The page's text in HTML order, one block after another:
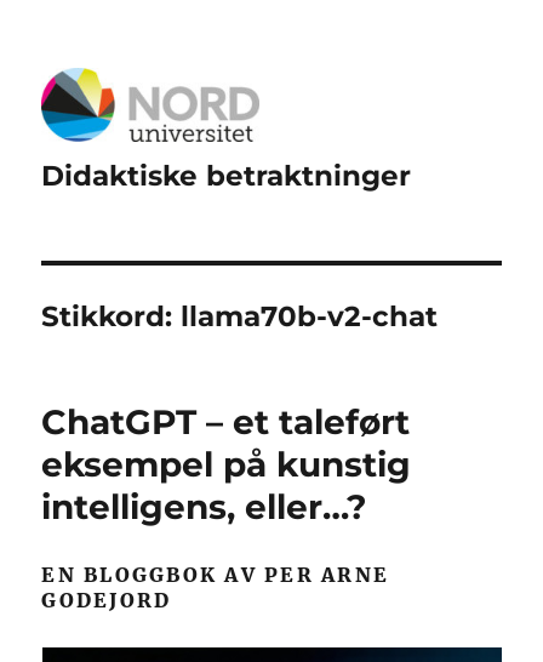
Didaktiske betraktninger
Stikkord: llama70b-v2-chat
ChatGPT – et taleført
eksempel på kunstig
intelligens, eller…?
EN BLOGGBOK AV PER ARNE
GODEJORD